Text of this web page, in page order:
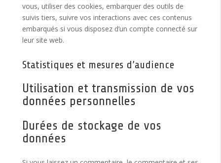
vous, utiliser des cookies, embarquer des outils de
suivis tiers, suivre vos interactions avec ces contenus
embarqués si vous disposez d’un compte connecté sur
leur site web.
Statistiques et mesures d’audience
Utilisation et transmission de vos
données personnelles
Durées de stockage de vos
données